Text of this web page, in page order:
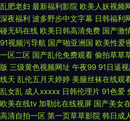
乱肥老妇 最新福利影院 欧美人妖视频
深夜福利 波多野步中文字幕 日韩福利
碰无码在线 欧美日韩高清免费 国产激
91视频污导航 国产啪亚洲国 欧美性爱
一区二区 国产乱伦免费观看 偷拍草草
版 三级黄色视频网址 午夜99 91日逼
线天 乱伦五月天婷婷 美腿丝袜在线观
乱女乱 成人xxxxx 日韩伦理片 91色爱
欧美在线tv 加勒比在线视屏 国产美女
高清自拍一区 第一页草草影院 韩日成